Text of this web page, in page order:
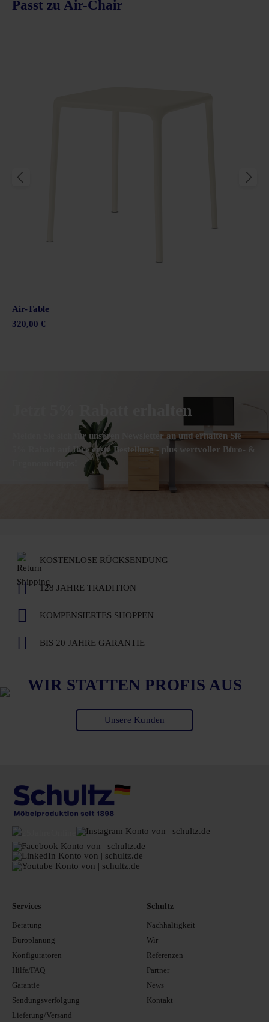
Passt zu Air-Chair
Air-Table
320,00 €
Jetzt 5% Rabatt erhalten
Melden Sie sich für unseren Newsletter an und erhalten Sie
5% Rabatt auf Ihre erste Bestellung - plus wertvoller Büro- &
KOSTENLOSE RÜCKSENDUNG
128 JAHRE TRADITION
KOMPENSIERTES SHOPPEN
BIS 20 JAHRE GARANTIE
WIR STATTEN PROFIS AUS
Unsere Kunden
Services
Beratung
Büroplanung
Konfiguratoren
Hilfe/FAQ
Garantie
Sendungsverfolgung
Lieferung/Versand
Schultz
Nachhaltigkeit
Wir
Referenzen
Partner
News
Kontakt